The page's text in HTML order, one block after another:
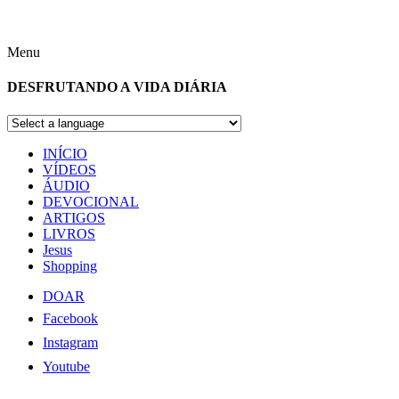
Menu
DESFRUTANDO A VIDA DIÁRIA
INÍCIO
VÍDEOS
ÁUDIO
DEVOCIONAL
ARTIGOS
LIVROS
Jesus
Shopping
DOAR
Facebook
Instagram
Youtube